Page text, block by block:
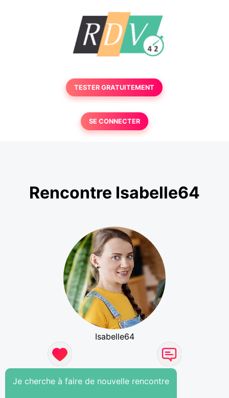
TESTER GRATUITEMENT
SE CONNECTER
Rencontre Isabelle64
Isabelle64
Je cherche à faire de nouvelle rencontre